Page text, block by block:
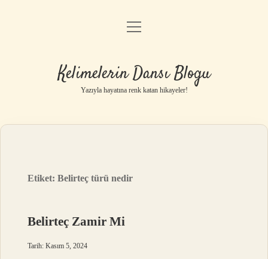
Anasayfa
Yasal Uyarı
menüyü
Kelimelerin Dansı Blogu
Yazıyla hayatına renk katan hikayeler!
Etiket:Belirteç türü nedir
Belirteç Zamir Mi
Tarih: Kasım 5, 2024